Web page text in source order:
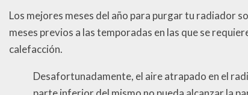
Los mejores meses del año para purgar tu radiador
meses previos a las temporadas en las que se
calefacción.
Desafortunadamente, el aire atrapado en el